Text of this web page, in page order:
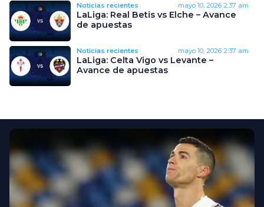
Noticias recientes mayo 10, 2026 2:37 am
LaLiga: Real Betis vs Elche – Avance
de apuestas
Noticias recientes mayo 10, 2026 2:37 am
LaLiga: Celta Vigo vs Levante –
Avance de apuestas